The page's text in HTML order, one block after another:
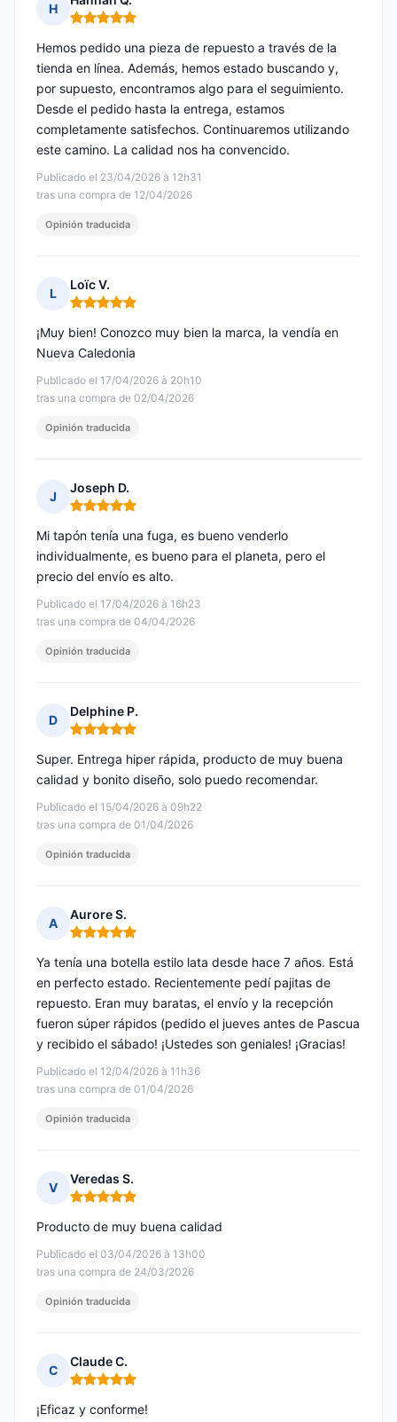
H
Nota: 5 de 5
Publicado el 23/04/2026 à 12h31
tras una compra de 12/04/2026
Hemos pedido una pieza de repuesto a través de la
tienda en línea. Además, hemos estado buscando y,
por supuesto, encontramos algo para el seguimiento.
Desde el pedido hasta la entrega, estamos
completamente satisfechos. Continuaremos utilizando
este camino. La calidad nos ha convencido.
Opinión traducida
L
Loïc V.
Nota: 5 de 5
Publicado el 17/04/2026 à 20h10
tras una compra de 02/04/2026
¡Muy bien! Conozco muy bien la marca, la vendía en
Nueva Caledonia
Opinión traducida
J
Joseph D.
Nota: 5 de 5
Publicado el 17/04/2026 à 16h23
tras una compra de 04/04/2026
Mi tapón tenía una fuga, es bueno venderlo
individualmente, es bueno para el planeta, pero el
precio del envío es alto.
Opinión traducida
D
Delphine P.
Nota: 5 de 5
Publicado el 15/04/2026 à 09h22
tras una compra de 01/04/2026
Super. Entrega hiper rápida, producto de muy buena
calidad y bonito diseño, solo puedo recomendar.
Opinión traducida
A
Aurore S.
Nota: 5 de 5
Publicado el 12/04/2026 à 11h36
tras una compra de 01/04/2026
Ya tenía una botella estilo lata desde hace 7 años. Está
en perfecto estado. Recientemente pedí pajitas de
repuesto. Eran muy baratas, el envío y la recepción
fueron súper rápidos (pedido el jueves antes de Pascua
y recibido el sábado! ¡Ustedes son geniales! ¡Gracias!
Opinión traducida
V
Veredas S.
Nota: 5 de 5
Publicado el 03/04/2026 à 13h00
tras una compra de 24/03/2026
Producto de muy buena calidad
Opinión traducida
C
Claude C.
Nota: 5 de 5
¡Eficaz y conforme!